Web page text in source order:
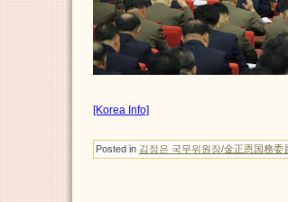
[Korea Info]
Posted in 김정은 국무위원장/金正恩国務委